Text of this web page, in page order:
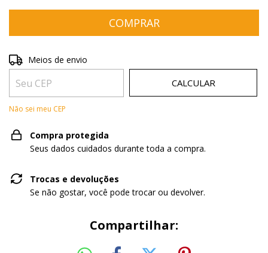
Entregas para o CEP:
Meios de envio
CALCULAR
Não sei meu CEP
Compra protegida
Seus dados cuidados durante toda a compra.
Trocas e devoluções
Se não gostar, você pode trocar ou devolver.
Compartilhar: